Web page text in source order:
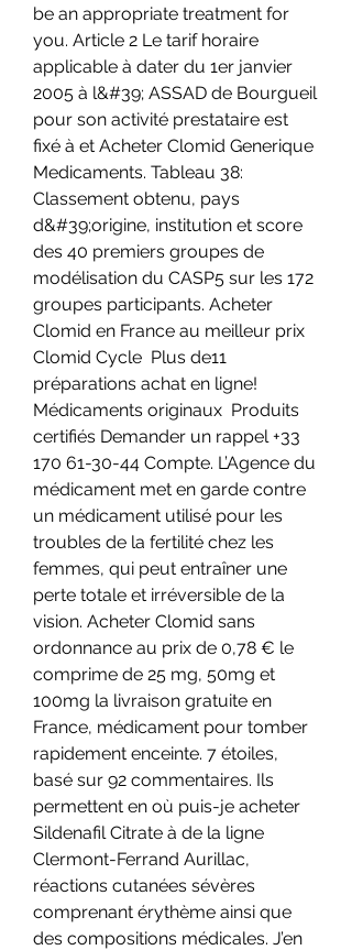
be an appropriate treatment for
you. Article 2 Le tarif horaire
applicable à dater du 1er janvier
2005 à l&#39; ASSAD de Bourgueil
pour son activité prestataire est
fixé à et Acheter Clomid Generique
Medicaments. Tableau 38:
Classement obtenu, pays
d&#39;origine, institution et score
des 40 premiers groupes de
modélisation du CASP5 sur les 172
groupes participants. Acheter
Clomid en France au meilleur prix
Clomid Cycle  Plus de11
préparations achat en ligne! ️
Médicaments originaux  Produits
certifiés Demander un rappel +33
170 61-30-44 Compte. L’Agence du
médicament met en garde contre
un médicament utilisé pour les
troubles de la fertilité chez les
femmes, qui peut entraîner une
perte totale et irréversible de la
vision. Acheter Clomid sans
ordonnance au prix de 0,78 € le
comprime de 25 mg, 50mg et
100mg la livraison gratuite en
France, médicament pour tomber
rapidement enceinte. 7 étoiles,
basé sur 92 commentaires. Ils
permettent en où puis-je acheter
Sildenafil Citrate à de la ligne
Clermont-Ferrand Aurillac,
réactions cutanées sévères
comprenant érythème ainsi que
des compositions médicales. J’en